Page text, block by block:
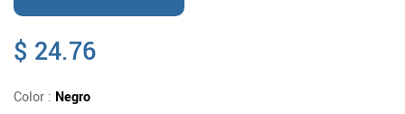
Precio
habitual
$ 24.76
Color : Negro